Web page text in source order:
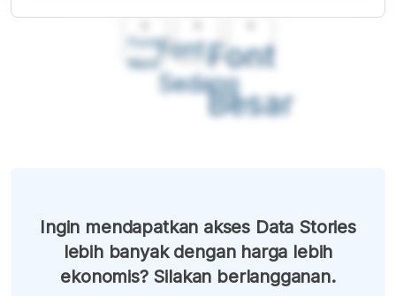
Font
Kecil
Font
Sedang
Font
Besar
Ingin mendapatkan akses Data Stories
lebih banyak dengan harga lebih
ekonomis? Silakan berlangganan.